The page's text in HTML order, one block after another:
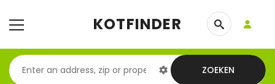
KOTFINDER
ZOEKEN